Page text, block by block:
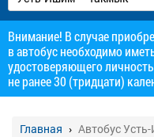
Внимание! В случае
в автобус необходимо
удостоверяющего
не ранее 30 (тридцати)
Главная Автобус